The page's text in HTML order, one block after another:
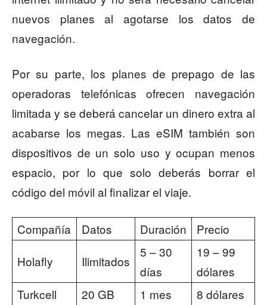
nuevos planes al agotarse los datos de
navegación.
Por su parte, los planes de prepago de las
operadoras telefónicas ofrecen navegación
limitada y se deberá cancelar un dinero extra al
acabarse los megas. Las eSIM también son
dispositivos de un solo uso y ocupan menos
espacio, por lo que solo deberás borrar el
código del móvil al finalizar el viaje.
Compañía Datos Duración
Precio
Holafly
Ilimitados
5 – 30
días
19 – 99
dólares
Turkcell
20 GB 1 mes
8 dólares